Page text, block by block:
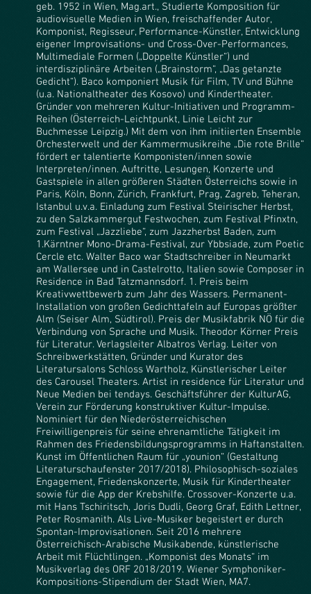
geb. 1952 in Wien, Mag.art., Studierte Komposition für
audiovisuelle Medien in Wien, freischaffender Autor,
Komponist, Regisseur, Performance-Künstler, Entwicklung
eigener Improvisations- und Cross-Over-Performances,
Multimediale Formen („Doppelte Künstler“) und
interdisziplinäre Arbeiten („Brainstorm“, „Das getanzte
Gedicht“). Baco komponiert Musik für Film, TV und Bühne
(u.a. Nationaltheater des Kosovo) und Kindertheater.
Gründer von mehreren Kultur-Initiativen und Programm-
Reihen (Österreich-Leichtpunkt, Linie Leicht zur
Buchmesse Leipzig.) Mit dem von ihm initiierten Ensemble
Orchesterwelt und der Kammermusikreihe „Die rote Brille“
fördert er talentierte Komponisten/innen sowie
Interpreten/innen. Auftritte, Lesungen, Konzerte und
Gastspiele in allen größeren Städten Österreichs sowie in
Paris, Köln, Bonn, Zürich, Frankfurt, Prag, Zagreb, Teheran,
Istanbul u.v.a. Einladung zum Festival Steirischer Herbst,
zu den Salzkammergut Festwochen, zum Festival Pfinxtn,
zum Festival „Jazzliebe“, zum Jazzherbst Baden, zum
1.Kärntner Mono-Drama-Festival, zur Ybbsiade, zum Poetic
Cercle etc. Walter Baco war Stadtschreiber in Neumarkt
am Wallersee und in Castelrotto, Italien sowie Composer in
Residence in Bad Tatzmannsdorf. 1. Preis beim
Kreativwettbewerb zum Jahr des Wassers. Permanent-
Installation von großen Gedichttafeln auf Europas größter
Alm (Seiser Alm, Südtirol). Preis der Musik­fabrik NÖ für die
Verbindung von Sprache und Musik. Theodor Körner Preis
für Literatur. Verlagsleiter Albatros Verlag. Leiter von
Schreib­werk­stätten, Gründer und Kurator des
Literatursalons Schloss Wartholz, Künstlerischer Leiter
des Carousel Theaters. Artist in residence für Literatur und
Neue Medien bei tendays. Geschäftsführer der KulturAG,
Verein zur Förderung konstruktiver Kultur-Impulse.
Nominiert für den Niederösterreichischen
Freiwilligenpreis für seine ehrenamtliche Tätigkeit im
Rahmen des Friedensbildungsprogramms in Haftanstalten.
Kunst im Öffentlichen Raum für „younion“ (Gestaltung
Literaturschaufenster 2017/2018). Philosophisch-soziales
Engagement, Friedenskonzerte, Musik für Kindertheater
sowie für die App der Krebshilfe. Crossover-Konzerte u.a.
mit Hans Tschiritsch, Joris Dudli, Georg Graf, Edith Lettner,
Peter Rosmanith. Als Live-Musiker begeistert er durch
Spontan-Improvisationen. Seit 2016 mehrere
Österreichisch-Arabische Musikabende, künstlerische
Arbeit mit Flüchtlingen. „Komponist des Monats“ im
Musikverlag des ORF 2018/2019. Wiener Symphoniker-
Kompositions-Stipendium der Stadt Wien, MA7.